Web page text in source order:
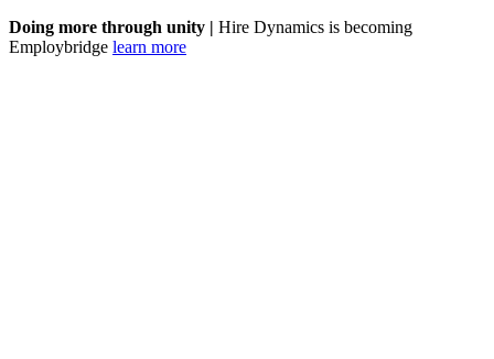
Doing more through unity | Hire Dynamics is becoming
Employbridge learn more